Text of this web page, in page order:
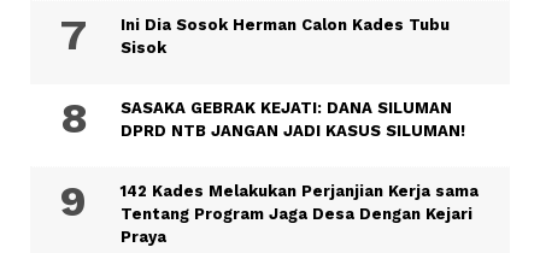
Ini Dia Sosok Herman Calon Kades Tubu
Sisok
SASAKA GEBRAK KEJATI: DANA SILUMAN
DPRD NTB JANGAN JADI KASUS SILUMAN!
142 Kades Melakukan Perjanjian Kerja sama
Tentang Program Jaga Desa Dengan Kejari
Praya